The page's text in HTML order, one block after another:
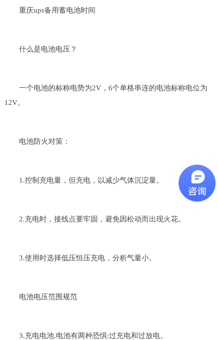
重庆ups备用蓄电池时间
什么是电池电压？
一个电池的标称电势为2V，6个单格串连的电池标称电位为
12V。
电池防火对策：
1.控制充电量，但充电，以减少气体沉淀量。
2.充电时，接线点要牢固，避免因松动而出现火花。
3.使用时选择低压恒压充电，分析气量小。
电池电压范围规范
3.充电电池.电池有两种恐惧:过充电和过放电。